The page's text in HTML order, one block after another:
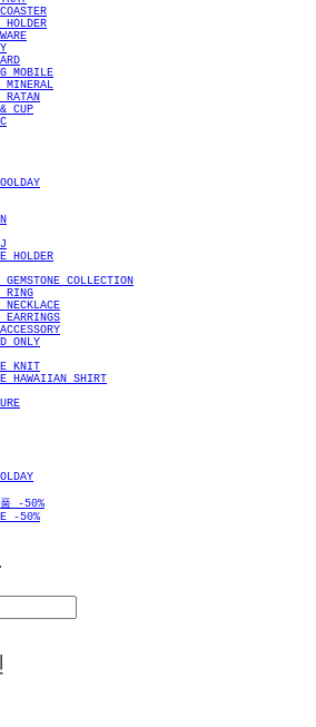
HOLDER
MOBILE
MINERAL
RATAN
CUP
HOLDER
GEMSTONE COLLECTION
RING
ONLY
KNIT
HAWAIIAN SHIRT
-50%
-50%